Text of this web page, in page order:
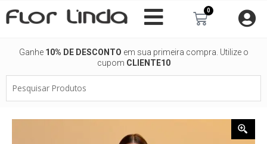
para
0
Carrinho
Ganhe 10% DE DESCONTO em sua primeira compra. Utilize o
cupom CLIENTE10
Produtos